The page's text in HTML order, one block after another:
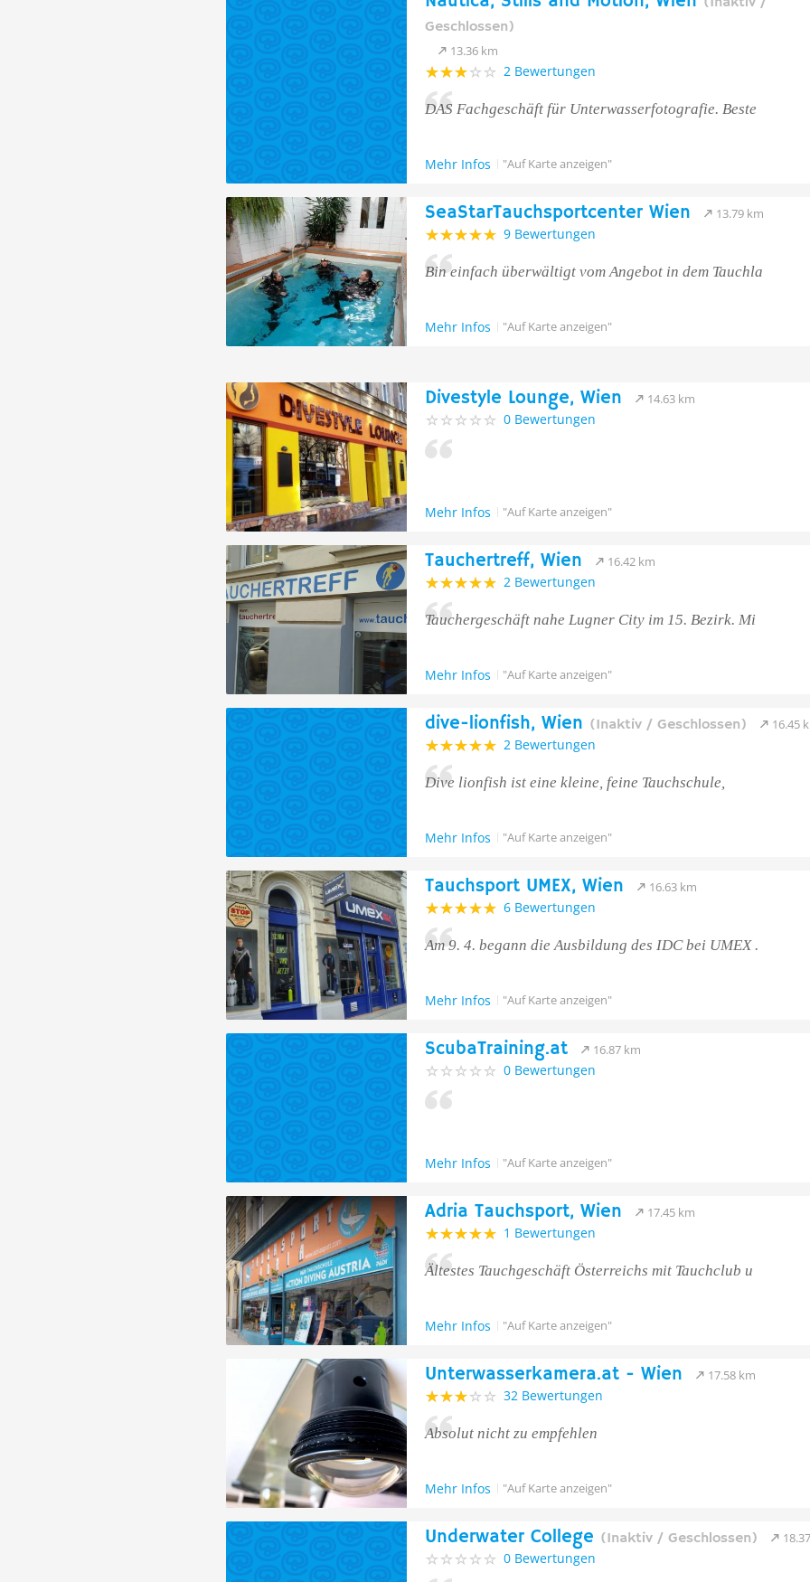
Geschlossen)
13.36 km
2 Bewertungen
DAS Fachgeschäft für Unterwasserfotografie. Beste
Mehr Infos "Auf Karte anzeigen"
SeaStarTauchsportcenter Wien 13.79 km
9 Bewertungen
Bin einfach überwältigt vom Angebot in dem Tauchla
Mehr Infos "Auf Karte anzeigen"
Divestyle Lounge, Wien 14.63 km
0 Bewertungen
Mehr Infos "Auf Karte anzeigen"
Tauchertreff, Wien 16.42 km
2 Bewertungen
Tauchergeschäft nahe Lugner City im 15. Bezirk. Mi
Mehr Infos "Auf Karte anzeigen"
dive-lionfish, Wien (Inaktiv / Geschlossen) 16.45
2 Bewertungen
Dive lionfish ist eine kleine, feine Tauchschule,
Mehr Infos "Auf Karte anzeigen"
Tauchsport UMEX, Wien 16.63 km
6 Bewertungen
Am 9. 4. begann die Ausbildung des IDC bei UMEX .
Mehr Infos "Auf Karte anzeigen"
ScubaTraining.at 16.87 km
0 Bewertungen
Mehr Infos "Auf Karte anzeigen"
Adria Tauchsport, Wien 17.45 km
1 Bewertungen
Ältestes Tauchgeschäft Österreichs mit Tauchclub u
Mehr Infos "Auf Karte anzeigen"
Unterwasserkamera.at - Wien 17.58 km
32 Bewertungen
Absolut nicht zu empfehlen
Mehr Infos "Auf Karte anzeigen"
Underwater College (Inaktiv / Geschlossen)
0 Bewertungen